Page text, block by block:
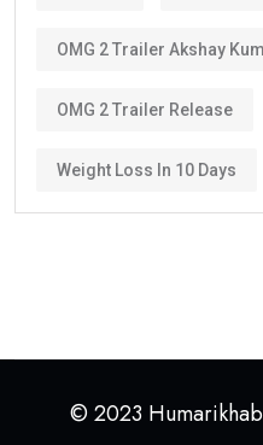
OMG 2 Trailer Akshay
OMG 2 Trailer Release
Weight Loss In 10 Days
© 2023